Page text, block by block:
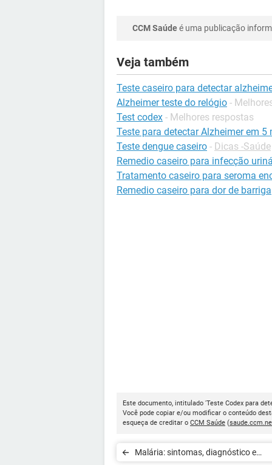
CCM Saúdeé uma publicação
Veja também
Teste caseiro para detectar
Alzheimer teste do relógio -
Test codex - Melhores respostas
Teste para detectar Alzheimer em 5
Teste dengue caseiro - Dicas -Saúde
Remedio caseiro para infecção
Tratamento caseiro para seroma
Remedio caseiro para dor de barriga
Este documento, intitulado 'Teste Codex para
Você pode copiar e/ou modificar o conteúdo
esqueça de creditar o CCM Saúde (
Malária: sintomas, diagnóstico e